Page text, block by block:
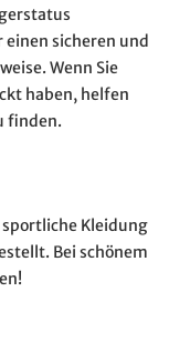
sicheren und
Wenn Sie
haben, helfen
finden.
sportliche Kleidung
Bei schönem